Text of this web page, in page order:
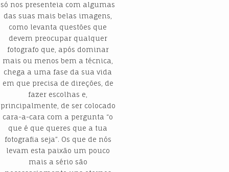
só nos presenteia com algumas
das suas mais belas imagens,
como levanta questões que
devem preocupar qualquer
fotografo que, após dominar
mais ou menos bem a técnica,
chega a uma fase da sua vida
em que precisa de direções, de
fazer escolhas e,
principalmente, de ser colocado
cara-a-cara com a pergunta “o
que é que queres que a tua
fotografia seja”. Os que de nós
levam esta paixão um pouco
mais a sério são